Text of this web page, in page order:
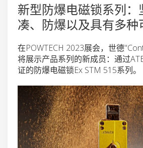
新型防爆电磁锁系列：
凑、防爆以及具有多种
在POWTECH 2023展会，世德
将展示产品系列的新成员：通过
证的防爆电磁锁Ex STM 515系列。